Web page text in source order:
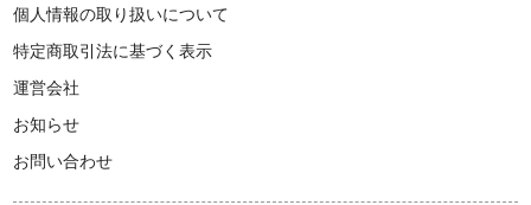
個人情報の取り扱いについて
特定商取引法に基づく表示
運営会社
お知らせ
お問い合わせ